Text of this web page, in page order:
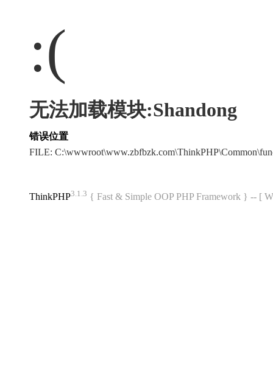
:(
无法加载模块:Shandong
错误位置
FILE:
ThinkPHP3.1.3 { Fast & Simple OOP PHP Framework } -- [